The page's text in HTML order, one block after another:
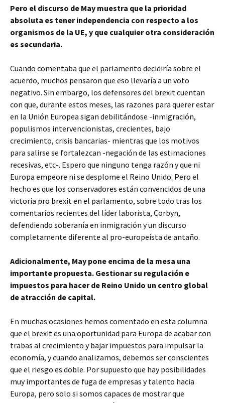
Pero el discurso de May muestra que la prioridad
absoluta es tener independencia con respecto a los
organismos de la UE, y que cualquier otra consideración
es secundaria.
Cuando comentaba que el parlamento decidiría sobre el
acuerdo, muchos pensaron que eso llevaría a un voto
negativo. Sin embargo, los defensores del brexit cuentan
con que, durante estos meses, las razones para querer estar
en la Unión Europea sigan debilitándose -inmigración,
populismos intervencionistas, crecientes, bajo
crecimiento, crisis bancarias- mientras que los motivos
para salirse se fortalezcan -negación de las estimaciones
recesivas, etc-. Espero que ninguno tenga razón y que ni
Europa empeore ni se desplome el Reino Unido. Pero el
hecho es que los conservadores están convencidos de una
victoria pro brexit en el parlamento, sobre todo tras los
comentarios recientes del líder laborista, Corbyn,
defendiendo soberanía en inmigración y un discurso
completamente diferente al pro-europeísta de antaño.
Adicionalmente, May pone encima de la mesa una
importante propuesta. Gestionar su regulación e
impuestos para hacer de Reino Unido un centro global
de atracción de capital.
En muchas ocasiones hemos comentado en esta columna
que el brexit es una oportunidad para Europa de acabar con
trabas al crecimiento y bajar impuestos para impulsar la
economía, y cuando analizamos, debemos ser conscientes
que el riesgo es doble. Por supuesto que hay posibilidades
muy importantes de fuga de empresas y talento hacia
Europa, pero solo si somos capaces de mostrar que